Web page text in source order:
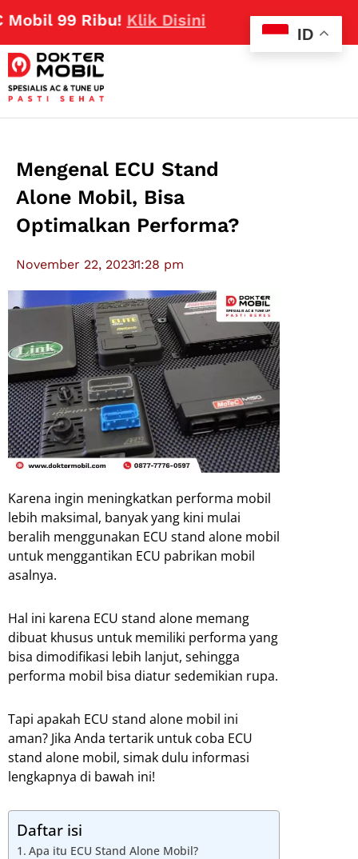
99 Ribu!Klik Disini
Mengenal ECU Stand
Alone Mobil, Bisa
Optimalkan Performa?
November 22, 20231:28 pm
Karena ingin meningkatkan performa mobil
lebih maksimal, banyak yang kini mulai
beralih menggunakan ECU stand alone mobil
untuk menggantikan ECU pabrikan mobil
asalnya.
Hal ini karena ECU stand alone memang
dibuat khusus untuk memiliki performa yang
bisa dimodifikasi lebih lanjut, sehingga
performa mobil bisa diatur sedemikian rupa.
Tapi apakah ECU stand alone mobil ini
aman? Jika Anda tertarik untuk coba ECU
stand alone mobil, simak dulu informasi
lengkapnya di bawah ini!
Daftar isi
Apa itu ECU Stand Alone Mobil?
ID